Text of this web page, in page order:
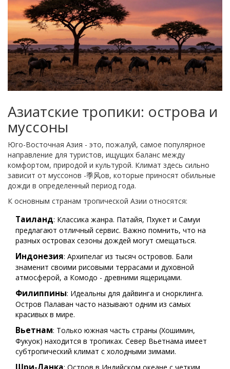
Азиатские тропики: острова и
муссоны
Юго-Восточная Азия - это, пожалуй, самое популярное
направление для туристов, ищущих баланс между
комфортом, природой и культурой. Климат здесь сильно
зависит от муссонов -季风ов, которые приносят обильные
дожди в определенный период года.
К основным странам тропической Азии относятся:
Таиланд: Классика жанра. Патайя, Пхукет и Самуи
предлагают отличный сервис. Важно помнить, что на
разных островах сезоны дождей могут смещаться.
Индонезия: Архипелаг из тысяч островов. Бали
знаменит своими рисовыми террасами и духовной
атмосферой, а Комодо - древними ящерицами.
Филиппины: Идеальны для дайвинга и снорклинга.
Остров Палаван часто называют одним из самых
красивых в мире.
Вьетнам: Только южная часть страны (Хошимин,
Фукуок) находится в тропиках. Север Вьетнама имеет
субтропический климат с холодными зимами.
: Остров в Индийском океане с четким